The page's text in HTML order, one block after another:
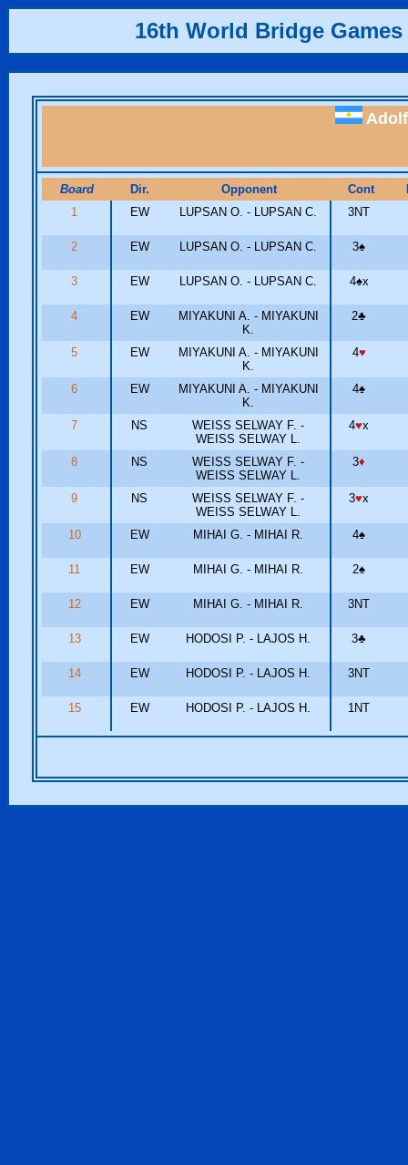
16th World Bridge Games
Board Dir. Opponent Cont
1
EW LUPSAN O. - LUPSAN C. 3NT
2 EW LUPSAN O. - LUPSAN C. 3♠
3 EW LUPSAN O. - LUPSAN C. 4♠x
4 EW
MIYAKUNI A. - MIYAKUNI
K.
2♣
5 EW
MIYAKUNI A. - MIYAKUNI
K.
4♥
6 EW
MIYAKUNI A. - MIYAKUNI
K.
4♠
7 NS
WEISS SELWAY F. -
WEISS SELWAY L.
4♥x
8 NS
WEISS SELWAY F. -
WEISS SELWAY L.
3♦
9 NS
WEISS SELWAY F. -
WEISS SELWAY L.
3♥x
10 EW MIHAI G. - MIHAI R. 4♠
11 EW MIHAI G. - MIHAI R. 2♠
12 EW MIHAI G. - MIHAI R. 3NT
13 EW HODOSI P. - LAJOS H. 3♣
14 EW HODOSI P. - LAJOS H. 3NT
15 EW HODOSI P. - LAJOS H. 1NT